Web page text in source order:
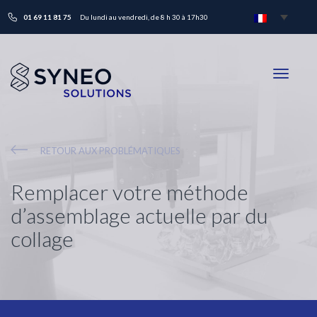
01 69 11 81 75 Du lundi au vendredi, de 8 h 30 à 17h30
Toggle
RETOUR AUX PROBLÉMATIQUES
Remplacer votre méthode
d’assemblage actuelle par du
collage